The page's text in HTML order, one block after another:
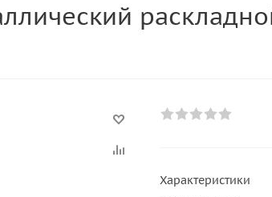
Характеристики